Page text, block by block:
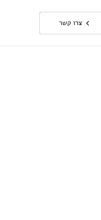
צרו קשר